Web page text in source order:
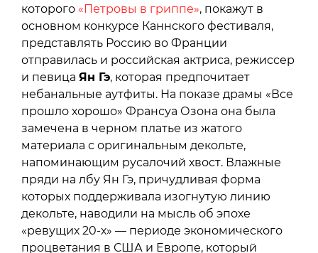
которого «Петровы в гриппе», покажут в
основном конкурсе Каннского фестиваля,
представлять Россию во Франции
отправилась и российская актриса, режиссер
и певица Ян Гэ, которая предпочитает
небанальные аутфиты. На показе драмы «Все
прошло хорошо» Франсуа Озона она была
замечена в черном платье из жатого
материала с оригинальным декольте,
напоминающим русалочий хвост. Влажные
пряди на лбу Ян Гэ, причудливая форма
которых поддерживала изогнутую линию
декольте, наводили на мысль об эпохе
«ревущих 20-х» — периоде экономического
процветания в США и Европе, который